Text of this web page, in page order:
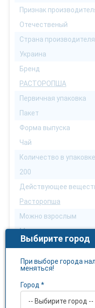
Признак
Отечественый
Страна производителя
Украина
Бренд
РАСТОРОПША
Первичная упаковка
Пакет
Форма выпуска
Чай
Количество в упаковке
200
Действующее
Расторопша
Можно взрослым
Можно
Можно детям
Нет
По назначению врача
Можно кормящим
Выбирите город
При выборе города
меняться!
Город *
-- Выбирите город --